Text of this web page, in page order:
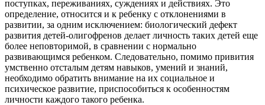
поступках, переживаниях, суждениях и действиях. Это
определение, относится и к ребенку с отклонениями в
развитии, за одним исключением: биологический дефект
развития детей-олигофренов делает личность таких детей еще
более неповторимой, в сравнении с нормально
развивающимся ребенком. Следовательно, помимо привития
умственно отсталым детям навыков, умений и знаний,
необходимо обратить внимание на их социальное и
психическое развитие, приспособиться к особенностям
личности каждого такого ребенка.